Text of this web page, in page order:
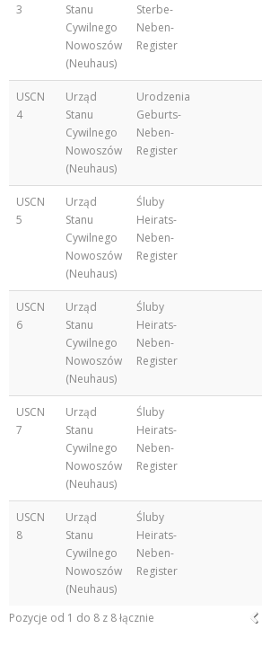
3
Stanu
Cywilnego
Nowoszów
(Neuhaus)
Sterbe-
Neben-
Register
USCN
4
Urząd
Stanu
Cywilnego
Nowoszów
(Neuhaus)
Urodzenia
Geburts-
Neben-
Register
USCN
5
Urząd
Stanu
Cywilnego
Nowoszów
(Neuhaus)
Śluby
Heirats-
Neben-
Register
USCN
6
Urząd
Stanu
Cywilnego
Nowoszów
(Neuhaus)
Śluby
Heirats-
Neben-
Register
USCN
7
Urząd
Stanu
Cywilnego
Nowoszów
(Neuhaus)
Śluby
Heirats-
Neben-
Register
USCN
8
Urząd
Stanu
Cywilnego
Nowoszów
(Neuhaus)
Śluby
Heirats-
Neben-
Register
Pozycje od 1 do 8 z 8 łącznie